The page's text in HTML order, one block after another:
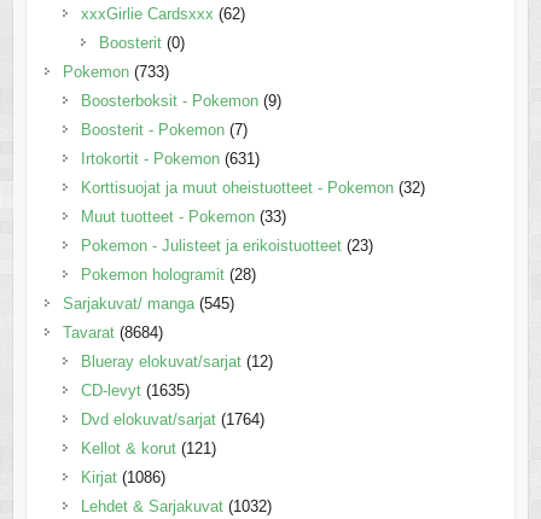
xxxGirlie Cardsxxx (62)
Boosterit (0)
Pokemon (733)
Boosterboksit - Pokemon (9)
Boosterit - Pokemon (7)
Irtokortit - Pokemon (631)
Korttisuojat ja muut oheistuotteet - Pokemon (32)
Muut tuotteet - Pokemon (33)
Pokemon - Julisteet ja erikoistuotteet (23)
Pokemon hologramit (28)
Sarjakuvat/ manga (545)
Tavarat (8684)
Blueray elokuvat/sarjat (12)
CD-levyt (1635)
Dvd elokuvat/sarjat (1764)
Kellot & korut (121)
Kirjat (1086)
Lehdet & Sarjakuvat (1032)